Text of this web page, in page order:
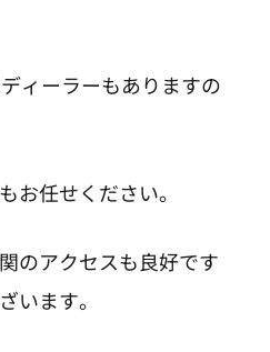
ィーラーもありますの
お任せください。
のアクセスも良好です
います。